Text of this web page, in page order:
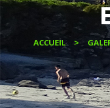
ACCUEIL >